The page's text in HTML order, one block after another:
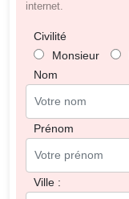
internet.
Civilité
Monsieur
Nom
Prénom
Ville :